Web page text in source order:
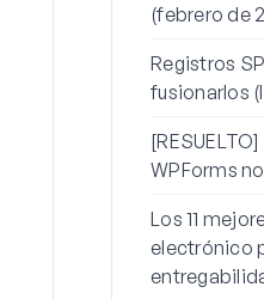
(febrero de
Registros
fusionarlos
WPForms
Los 11
electrónico